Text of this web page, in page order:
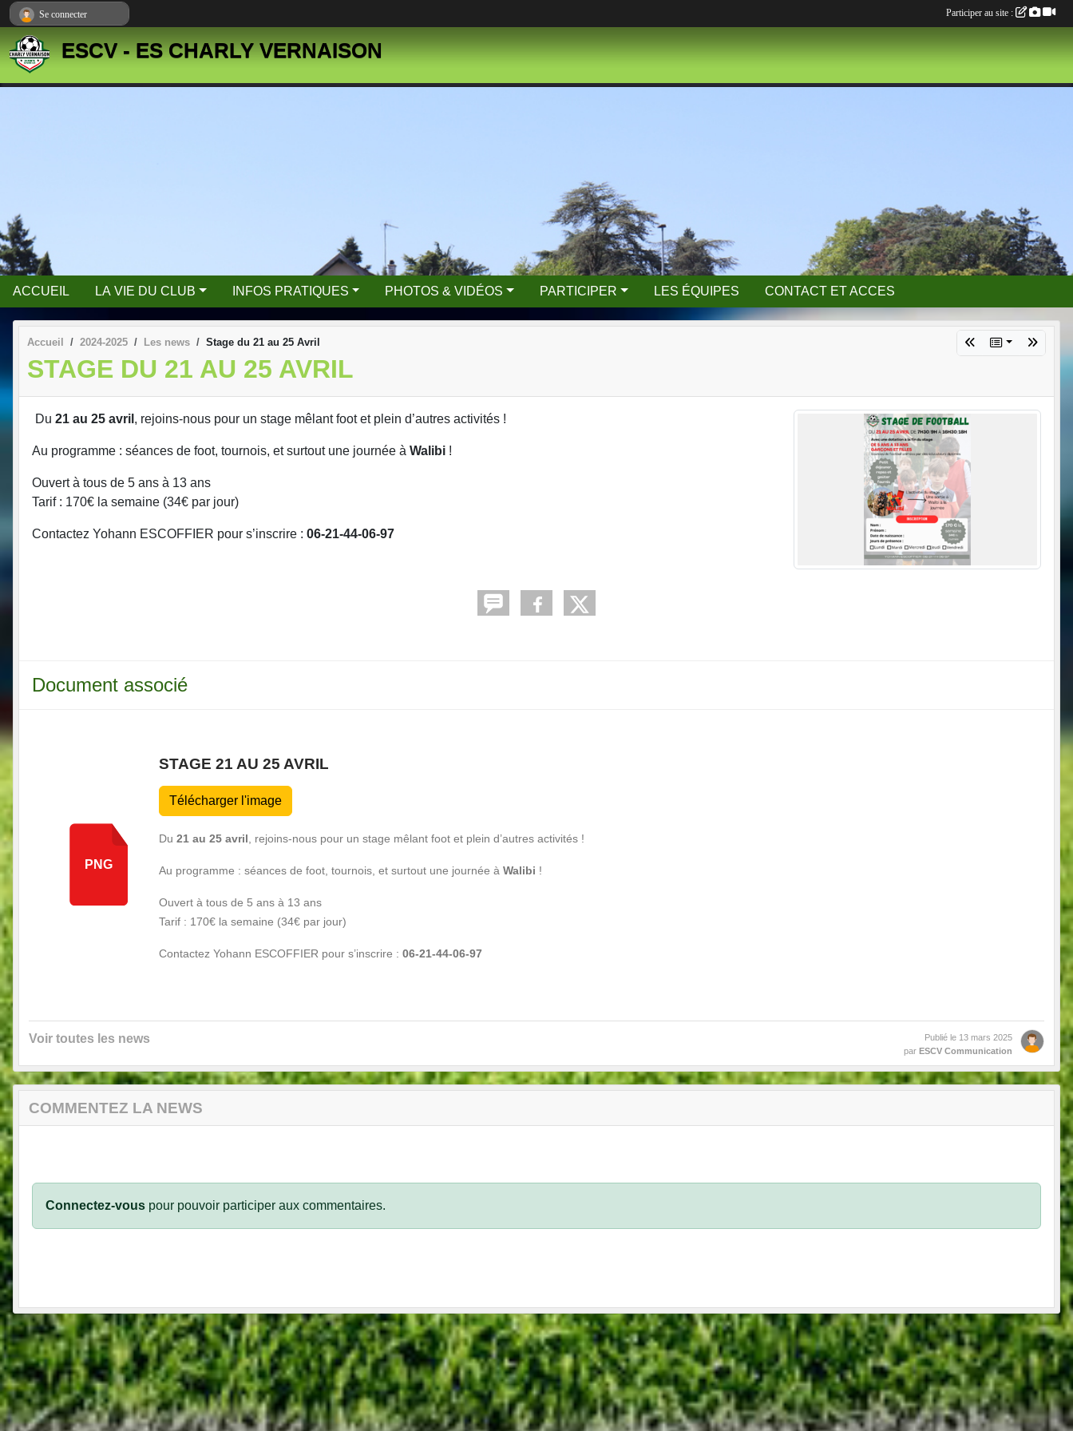
ESCV - ES CHARLY VERNAISON
ACCUEIL LA VIE DU CLUB INFOS PRATIQUES PHOTOS & VIDÉOS PARTICIPER LES ÉQUIPES CONTACT ET ACCES
Accueil 2024-2025 Les news Stage du 21 au 25 Avril
STAGE DU 21 AU 25 AVRIL
Du 21 au 25 avril , rejoins-nous pour un stage mêlant foot et plein d’autres activités !
Au programme : séances de foot, tournois, et surtout une journée à Walibi !
Ouvert à tous de 5 ans à 13 ans
Tarif : 170€ la semaine (34€ par jour)
Contactez Yohann ESCOFFIER pour s’inscrire : 06-21-44-06-97
Document associé
PNG
STAGE 21 AU 25 AVRIL
Télécharger l'image
Du 21 au 25 avril, rejoins-nous pour un stage mêlant foot et plein d’autres activités !
Au programme : séances de foot, tournois, et surtout une journée à Walibi !
Ouvert à tous de 5 ans à 13 ans
Tarif : 170€ la semaine (34€ par jour)
Contactez Yohann ESCOFFIER pour s’inscrire : 06-21-44-06-97
Voir toutes les news Publié le 13 mars 2025
par ESCV Communication
COMMENTEZ LA NEWS
Connectez-vous pour pouvoir participer aux commentaires.
Se connecter Participer au site :
Panneau de gestion des cookies